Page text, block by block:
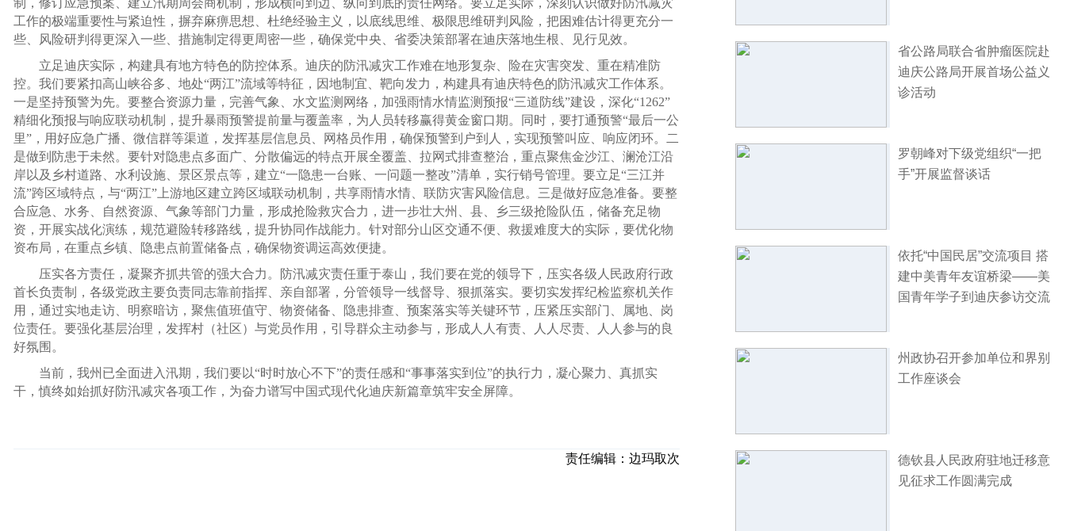
制，修订应急预案、建立汛期周会商机制，形成横向到边、纵向到底的责任网络。要立足实际，深刻认识做好防汛减灾
工作的极端重要性与紧迫性，摒弃麻痹思想、杜绝经验主义，以底线思维、极限思维研判风险，把困难估计得更充分一
些、风险研判得更深入一些、措施制定得更周密一些，确保党中央、省委决策部署在迪庆落地生根、见行见效。
立足迪庆实际，构建具有地方特色的防控体系。迪庆的防汛减灾工作难在地形复杂、险在灾害突发、重在精准防
控。我们要紧扣高山峡谷多、地处“两江”流域等特征，因地制宜、靶向发力，构建具有迪庆特色的防汛减灾工作体系。
一是坚持预警为先。要整合资源力量，完善气象、水文监测网络，加强雨情水情监测预报“三道防线”建设，深化“1262”
精细化预报与响应联动机制，提升暴雨预警提前量与覆盖率，为人员转移赢得黄金窗口期。同时，要打通预警“最后一公
里”，用好应急广播、微信群等渠道，发挥基层信息员、网格员作用，确保预警到户到人，实现预警叫应、响应闭环。二
是做到防患于未然。要针对隐患点多面广、分散偏远的特点开展全覆盖、拉网式排查整治，重点聚焦金沙江、澜沧江沿
岸以及乡村道路、水利设施、景区景点等，建立“一隐患一台账、一问题一整改”清单，实行销号管理。要立足“三江并
流”跨区域特点，与“两江”上游地区建立跨区域联动机制，共享雨情水情、联防灾害风险信息。三是做好应急准备。要整
合应急、水务、自然资源、气象等部门力量，形成抢险救灾合力，进一步壮大州、县、乡三级抢险队伍，储备充足物
资，开展实战化演练，规范避险转移路线，提升协同作战能力。针对部分山区交通不便、救援难度大的实际，要优化物
资布局，在重点乡镇、隐患点前置储备点，确保物资调运高效便捷。
压实各方责任，凝聚齐抓共管的强大合力。防汛减灾责任重于泰山，我们要在党的领导下，压实各级人民政府行政
首长负责制，各级党政主要负责同志靠前指挥、亲自部署，分管领导一线督导、狠抓落实。要切实发挥纪检监察机关作
用，通过实地走访、明察暗访，聚焦值班值守、物资储备、隐患排查、预案落实等关键环节，压紧压实部门、属地、岗
位责任。要强化基层治理，发挥村（社区）与党员作用，引导群众主动参与，形成人人有责、人人尽责、人人参与的良
好氛围。
当前，我州已全面进入汛期，我们要以“时时放心不下”的责任感和“事事落实到位”的执行力，凝心聚力、真抓实
干，慎终如始抓好防汛减灾各项工作，为奋力谱写中国式现代化迪庆新篇章筑牢安全屏障。
责任编辑： 边玛取次
省公路局联合省肿瘤医院赴
迪庆公路局开展首场公益义
诊活动
罗朝峰对下级党组织“一把
手”开展监督谈话
依托“中国民居”交流项目 搭
建中美青年友谊桥梁——美
国青年学子到迪庆参访交流
州政协召开参加单位和界别
工作座谈会
德钦县人民政府驻地迁移意
见征求工作圆满完成